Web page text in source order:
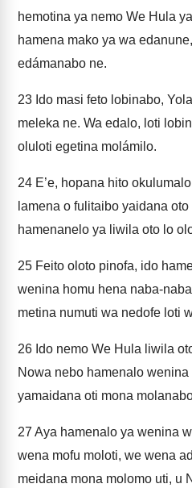
hemotina ya nemo We Hula
hamena mako ya wa
edámanabo ne.
23 Ido masi feto lobinabo,
meleka ne. Wa edalo, loti
oluloti egetina molámilo.
24 E’e, hopana hito
lamena o fulitaibo yaidana
hamenanelo ya liwila oto lo
25 Feito oloto pinofa, ido
wenina homu hena naba-
metina numuti wa nedofe loti
26 Ido nemo We Hula liwila
Nowa nebo hamenalo
yamaidana oti mona
27 Aya hamenalo ya wenina
wena mofu moloti, we wena
meidana mona molomo uti, u